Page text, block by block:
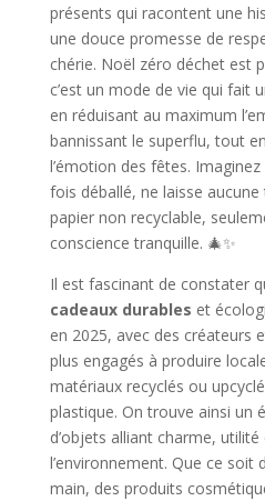
présents qui racontent une
une douce promesse de
chérie. Noël zéro déchet est
c’est un mode de vie qui fait
en réduisant au maximum
bannissant le superflu, tout
l’émotion des fêtes.
fois déballé, ne laisse
papier non recyclable,
conscience tranquille. 🎄✨
Il est fascinant de constater
cadeaux durables et
en 2025, avec des créateurs
plus engagés à produire
matériaux recyclés ou
plastique. On trouve ainsi un
d’objets alliant charme,
l’environnement. Que ce soit
main, des produits